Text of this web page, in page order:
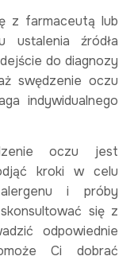
z farmaceutą lub
źródła
do diagnozy
swędzenie oczu
indywidualnego
oczu jest
kroki w celu
i próby
się z
odpowiednie
Ci dobrać